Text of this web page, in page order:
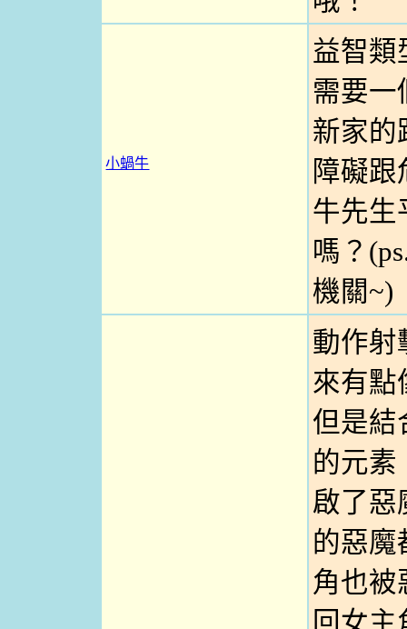
小蝸牛
益智類
需要一
新家的
障礙
牛先生
嗎？
機關~)
動作射
來有點
但是結
的元素
啟了惡
的惡魔
角也被
回女